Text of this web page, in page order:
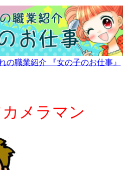
の職業紹介 『女の子のお仕事』
メラマン